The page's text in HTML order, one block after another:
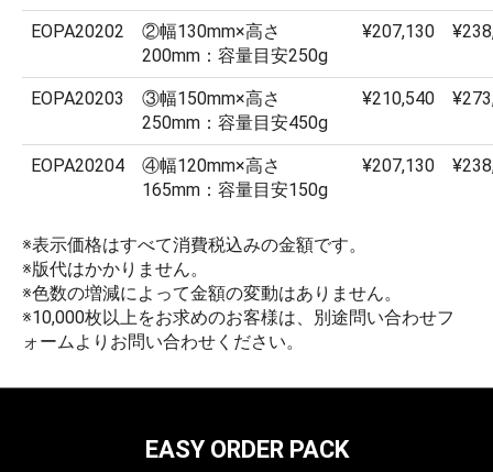
EOPA20202
②幅130mm×高さ
200mm：容量目安250g
¥207,130
EOPA20203
③幅150mm×高さ
250mm：容量目安450g
¥210,540
EOPA20204
④幅120mm×高さ
165mm：容量目安150g
¥207,130
※表示価格はすべて消費税込みの金額です。
※版代はかかりません。
※色数の増減によって金額の変動はありません。
※10,000枚以上をお求めのお客様は、別途問い合わせフ
ォームよりお問い合わせください。
EASY ORDER PACK